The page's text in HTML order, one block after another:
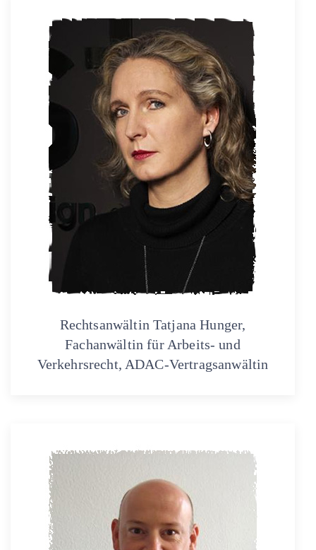
Rechtsanwältin Tatjana Hunger,
Fachanwältin für Arbeits- und
Verkehrsrecht, ADAC-Vertragsanwältin